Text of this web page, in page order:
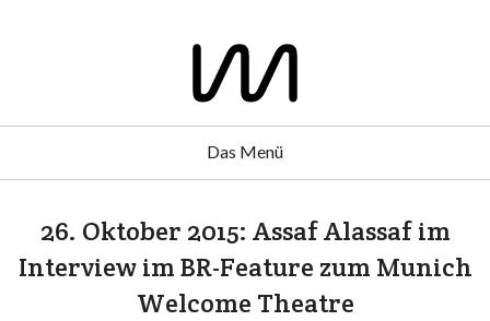
Das Menü
26. Oktober 2015: Assaf Alassaf im
Interview im BR-Feature zum Munich
Welcome Theatre